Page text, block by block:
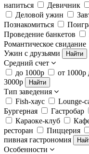
напиться
Девичник
Деловой ужин
Познакомиться
Проведение банкетов
Романтическое свидание
Ужин с друзьями
Найти
Средний счет
до 1000р
от 1000р
3000р
Найти
Тип заведения
Fish-хаус
Lounge-
Бургерная
Гастробар
Караоке-клуб
ресторан
Пиццерия
пивная гастрономия
Особенности